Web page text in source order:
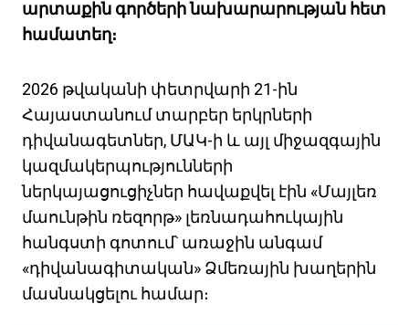
արտաքին գործերի նախարարության հետ
համատեղ։
2026 թվականի փետրվարի 21-ին
Հայաստանում տարբեր երկրների
դիվանագետներ, ՄԱԿ-ի և այլ միջազգային
կազմակերպությունների
ներկայացուցիչներ հավաքվել էին «Մայլեռ
մաունթին ռեզորթ» լեռնադահուկային
հանգստի գոտում՝ առաջին անգամ
«դիվանագիտական» Ձմեռային խաղերին
մասնակցելու համար։